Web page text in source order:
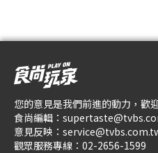
您的意見是我們前進的動力，歡
食尚編輯：
意見反映：
觀眾服務專線： 02-2656-1599